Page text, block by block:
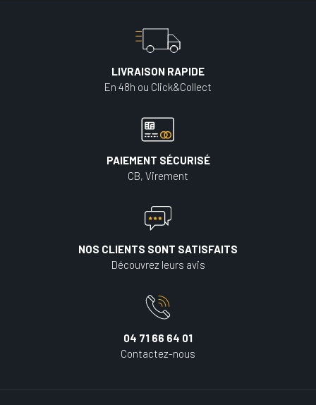
LIVRAISON RAPIDE
En 48h ou Click&Collect
PAIEMENT SÉCURISÉ
CB, Virement
NOS CLIENTS SONT SATISFAITS
Découvrez leurs avis
04 71 66 64 01
Contactez-nous